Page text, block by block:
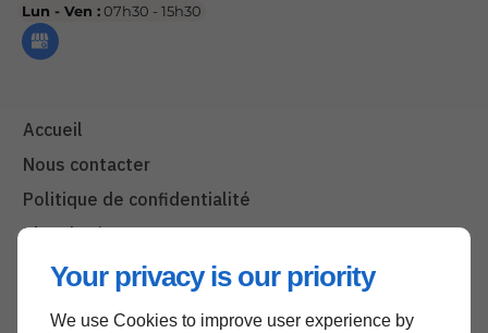
Your privacy is our priority
We use Cookies to improve user experience by
Lun - Ven :07h30 - 15h30
Accueil
Nous contacter
Politique de confidentialité
Plan du site
Haut de page